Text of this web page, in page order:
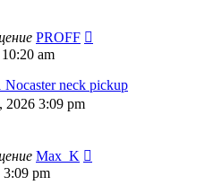
PROFF
am
Nocaster neck pickup
3:09 pm
Max_K
pm